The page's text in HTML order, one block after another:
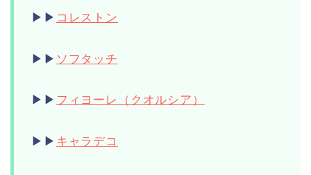
▶︎▶︎ コレストン
▶︎▶︎ ソフタッチ
▶︎▶︎ フィヨーレ（クオルシア）
▶︎▶︎ キャラデコ